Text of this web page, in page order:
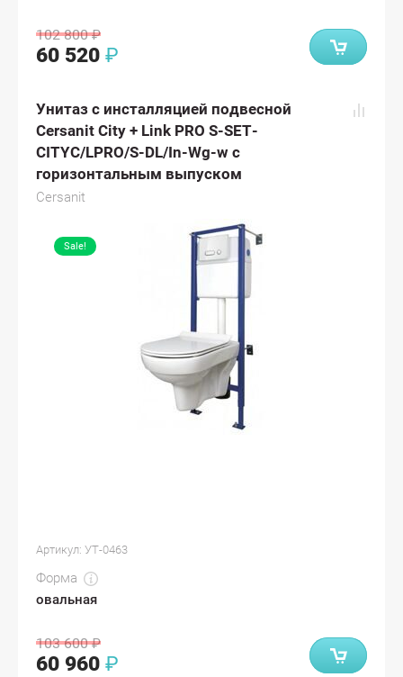
102 800 ₽
60 520 ₽
Унитаз с инсталляцией подвесной
Cersanit City + Link PRO S-SET-
CITYC/LPRO/S-DL/In-Wg-w с
горизонтальным выпуском
Cersanit
Sale!
Артикул: УТ-0463
Форма
овальная
103 600 ₽
60 960 ₽